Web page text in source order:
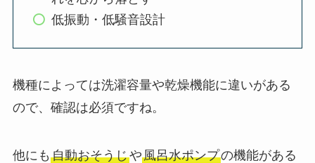
低振動・低騒音設計
機種によっては洗濯容量や乾燥機能に違いがある
ので、確認は必須ですね。
他にも 自動おそうじや風呂水ポンプの機能がある